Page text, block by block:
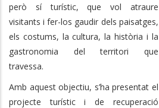
però sí turístic, que vol atraure
visitants i fer-los gaudir dels paisatges,
els costums, la cultura, la història i la
gastronomia del territori que
travessa.
Amb aquest objectiu, s’ha presentat el
projecte turístic i de recuperació